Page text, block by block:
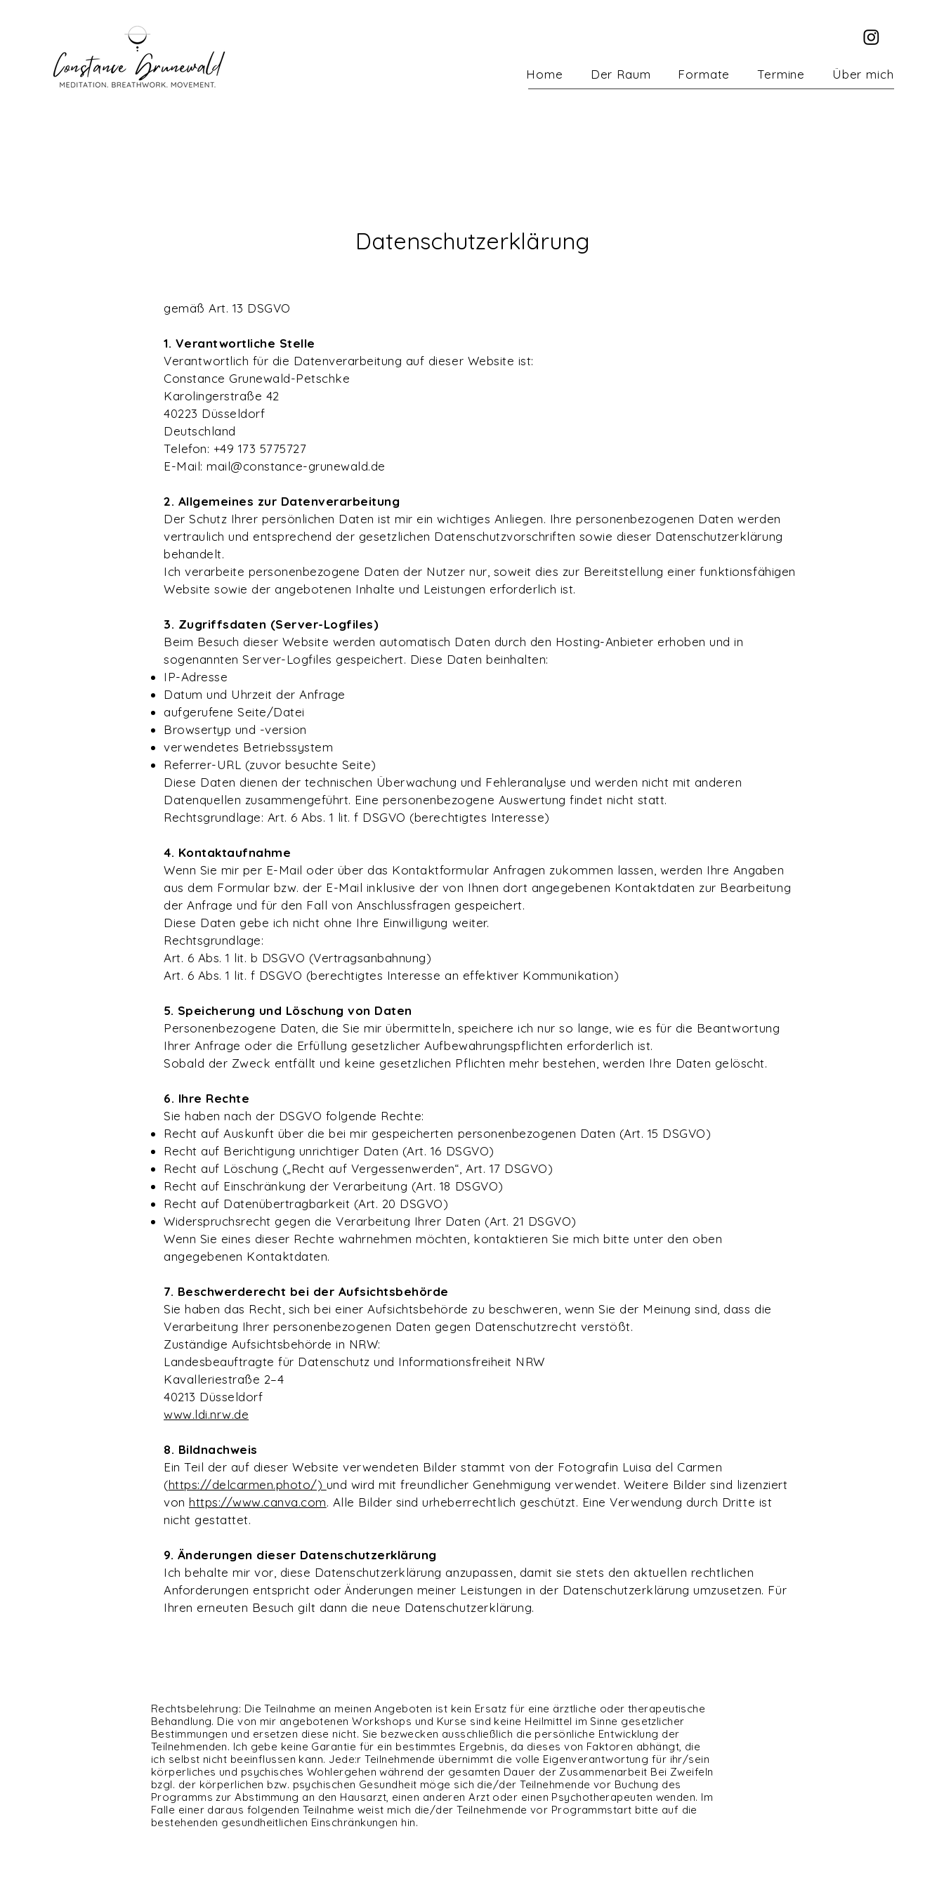
Home Der Raum Formate Termine Über mich
Datenschutzerklärung
gemäß Art. 13 DSGVO
1. Verantwortliche Stelle
Verantwortlich für die Datenverarbeitung auf dieser Website ist:
Constance Grunewald-Petschke
Karolingerstraße 42
40223 Düsseldorf
Deutschland
Telefon: +49 173 5775727
E-Mail: mail@constance-grunewald.de
2. Allgemeines zur Datenverarbeitung
Der Schutz Ihrer persönlichen Daten ist mir ein wichtiges Anliegen. Ihre personenbezogenen Daten werden
vertraulich und entsprechend der gesetzlichen Datenschutzvorschriften sowie dieser Datenschutzerklärung
behandelt.
Ich verarbeite personenbezogene Daten der Nutzer nur, soweit dies zur Bereitstellung einer funktionsfähigen
Website sowie der angebotenen Inhalte und Leistungen erforderlich ist.
3. Zugriffsdaten (Server-Logfiles)
Beim Besuch dieser Website werden automatisch Daten durch den Hosting-Anbieter erhoben und in
sogenannten Server-Logfiles gespeichert. Diese Daten beinhalten:
IP-Adresse
Datum und Uhrzeit der Anfrage
aufgerufene Seite/Datei
Browsertyp und -version
verwendetes Betriebssystem
Referrer-URL (zuvor besuchte Seite)
Diese Daten dienen der technischen Überwachung und Fehleranalyse und werden nicht mit anderen
Datenquellen zusammengeführt. Eine personenbezogene Auswertung findet nicht statt.
Rechtsgrundlage: Art. 6 Abs. 1 lit. f DSGVO (berechtigtes Interesse)
4. Kontaktaufnahme
Wenn Sie mir per E-Mail oder über das Kontaktformular Anfragen zukommen lassen, werden Ihre Angaben
aus dem Formular bzw. der E-Mail inklusive der von Ihnen dort angegebenen Kontaktdaten zur Bearbeitung
der Anfrage und für den Fall von Anschlussfragen gespeichert.
Diese Daten gebe ich nicht ohne Ihre Einwilligung weiter.
Rechtsgrundlage:
Art. 6 Abs. 1 lit. b DSGVO (Vertragsanbahnung)
Art. 6 Abs. 1 lit. f DSGVO (berechtigtes Interesse an effektiver Kommunikation)
5. Speicherung und Löschung von Daten
Personenbezogene Daten, die Sie mir übermitteln, speichere ich nur so lange, wie es für die Beantwortung
Ihrer Anfrage oder die Erfüllung gesetzlicher Aufbewahrungspflichten erforderlich ist.
Sobald der Zweck entfällt und keine gesetzlichen Pflichten mehr bestehen, werden Ihre Daten gelöscht.
6. Ihre Rechte
Sie haben nach der DSGVO folgende Rechte:
Recht auf Auskunft über die bei mir gespeicherten personenbezogenen Daten (Art. 15 DSGVO)
Recht auf Berichtigung unrichtiger Daten (Art. 16 DSGVO)
Recht auf Löschung („Recht auf Vergessenwerden“, Art. 17 DSGVO)
Recht auf Einschränkung der Verarbeitung (Art. 18 DSGVO)
Recht auf Datenübertragbarkeit (Art. 20 DSGVO)
Widerspruchsrecht gegen die Verarbeitung Ihrer Daten (Art. 21 DSGVO)
Wenn Sie eines dieser Rechte wahrnehmen möchten, kontaktieren Sie mich bitte unter den oben
angegebenen Kontaktdaten.
7. Beschwerderecht bei der Aufsichtsbehörde
Sie haben das Recht, sich bei einer Aufsichtsbehörde zu beschweren, wenn Sie der Meinung sind, dass die
Verarbeitung Ihrer personenbezogenen Daten gegen Datenschutzrecht verstößt.
Zuständige Aufsichtsbehörde in NRW:
Landesbeauftragte für Datenschutz und Informationsfreiheit NRW
Kavalleriestraße 2–4
40213 Düsseldorf
www.ldi.nrw.de
8. Bildnachweis
Ein Teil der auf dieser Website verwendeten Bilder stammt von der Fotografin Luisa del Carmen
(https://delcarmen.photo/) und wird mit freundlicher Genehmigung verwendet. Weitere Bilder sind lizenziert
vonhttps://www.canva.com. Alle Bilder sind urheberrechtlich geschützt. Eine Verwendung durch Dritte ist
nicht gestattet.
9. Änderungen dieser Datenschutzerklärung
Ich behalte mir vor, diese Datenschutzerklärung anzupassen, damit sie stets den aktuellen rechtlichen
Anforderungen entspricht oder Änderungen meiner Leistungen in der Datenschutzerklärung umzusetzen. Für
Ihren erneuten Besuch gilt dann die neue Datenschutzerklärung.
Rechtsbelehrung: Die Teilnahme an meinen Angeboten ist kein Ersatz für eine ärztliche oder therapeutische
Behandlung. Die von mir angebotenen Workshops und Kurse sind keine Heilmittel im Sinne gesetzlicher
Bestimmungen und ersetzen diese nicht. Sie bezwecken ausschließlich die persönliche Entwicklung der
Teilnehmenden. Ich gebe keine Garantie für ein bestimmtes Ergebnis, da dieses von Faktoren abhängt, die
ich selbst nicht beeinflussen kann. Jede:r Teilnehmende übernimmt die volle Eigenverantwortung für ihr/sein
körperliches und psychisches Wohlergehen während der gesamten Dauer der Zusammenarbeit Bei Zweifeln
bzgl. der körperlichen bzw. psychischen Gesundheit möge sich die/der Teilnehmende vor Buchung des
Programms zur Abstimmung an den Hausarzt, einen anderen Arzt oder einen Psychotherapeuten wenden. Im
Falle einer daraus folgenden Teilnahme weist mich die/der Teilnehmende vor Programmstart bitte auf die
bestehenden gesundheitlichen Einschränkungen hin.